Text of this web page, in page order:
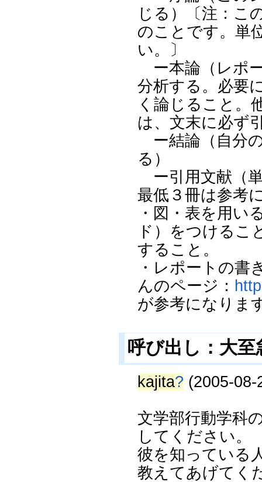
じる）〔注：こ
のことです。単
い。〕
ー本論（レポ
分析する。必要
く論じること。
は、文末に必ず
ー結論（自分
る）
ー引用文献（
最低３冊は参考
・図・表を用い
ド）をつけるこ
すること。
・レポートの書
んのページ：
が参考になりま
呼び出し：大
kajita? (2005-
文学部行動学科
してください。
彼を知っている
教えてあげてく